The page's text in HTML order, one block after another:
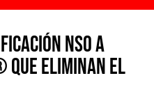
NSO a
eliminan el